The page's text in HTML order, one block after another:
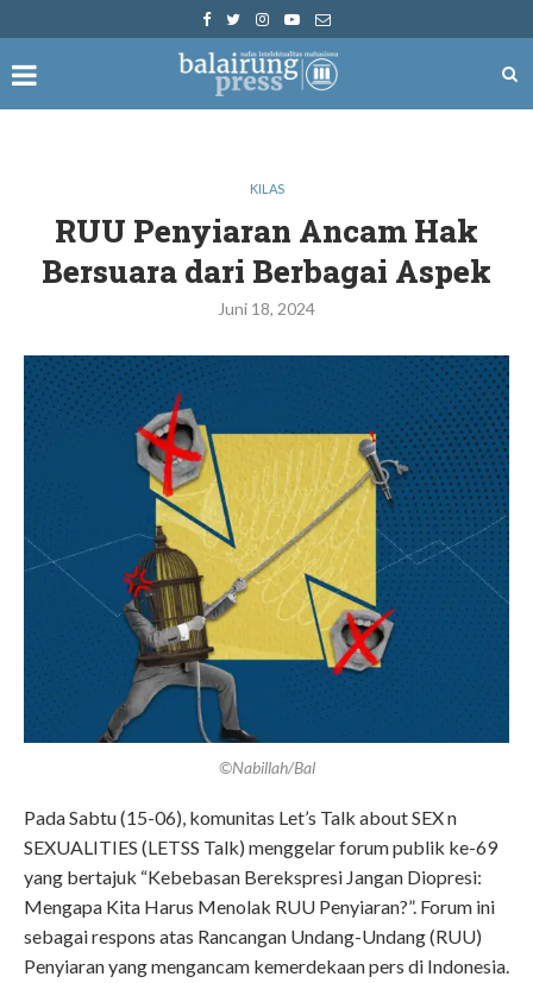
KILAS
RUU Penyiaran Ancam Hak
Bersuara dari Berbagai Aspek
Juni 18, 2024
©Nabillah/Bal
Pada Sabtu (15-06), komunitas Let’s Talk about SEX n
SEXUALITIES (LETSS Talk) menggelar forum publik ke-69
yang bertajuk “Kebebasan Berekspresi Jangan Diopresi:
Mengapa Kita Harus Menolak RUU Penyiaran?”. Forum ini
sebagai respons atas Rancangan Undang-Undang (RUU)
Penyiaran yang mengancam kemerdekaan pers di Indonesia.